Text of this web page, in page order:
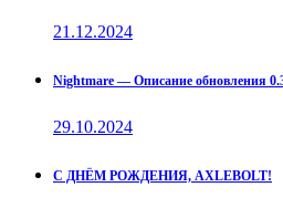
21.12.2024
Nightmare — Описание обновления
29.10.2024
С ДНЁМ РОЖДЕНИЯ, AXLEBOLT!